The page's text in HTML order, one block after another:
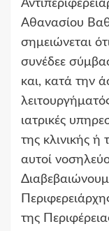
Αθανασίου
σημειώνεται
συνέδεε
και, κατά την
ιατρικές
της κλινικής ή
αυτοί
της